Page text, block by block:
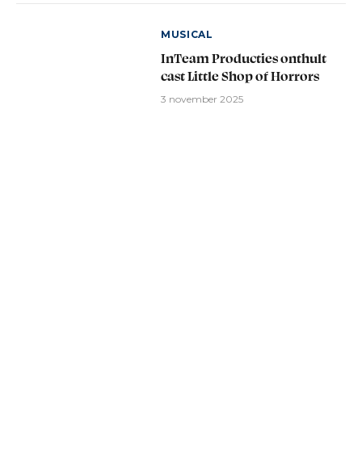
MUSICAL
InTeam Producties onthult
cast Little Shop of Horrors
3 november 2025